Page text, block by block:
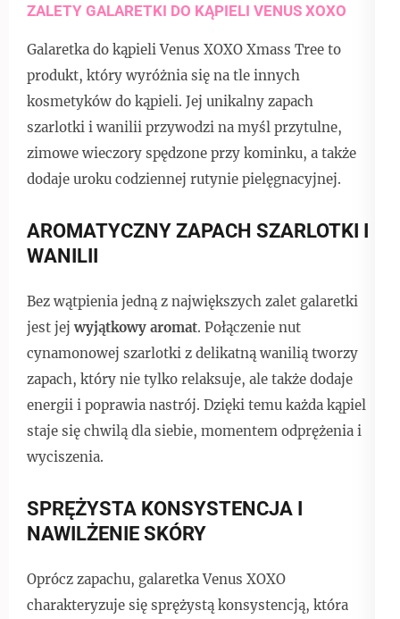
ZALETY GALARETKI DO KĄPIELI VENUS XOXO
Galaretka do kąpieli Venus XOXO Xmass Tree to
produkt, który wyróżnia się na tle innych
kosmetyków do kąpieli. Jej unikalny zapach
szarlotki i wanilii przywodzi na myśl przytulne,
zimowe wieczory spędzone przy kominku, a także
dodaje uroku codziennej rutynie pielęgnacyjnej.
AROMATYCZNY ZAPACH SZARLOTKI I
WANILII
Bez wątpienia jedną z największych zalet galaretki
jest jejwyjątkowy aromat. Połączenie nut
cynamonowej szarlotki z delikatną wanilią tworzy
zapach, który nie tylko relaksuje, ale także dodaje
energii i poprawia nastrój. Dzięki temu każda kąpiel
staje się chwilą dla siebie, momentem odprężenia i
wyciszenia.
SPRĘŻYSTA KONSYSTENCJA I
NAWILŻENIE SKÓRY
Oprócz zapachu, galaretka Venus XOXO
charakteryzuje się sprężystą konsystencją, która